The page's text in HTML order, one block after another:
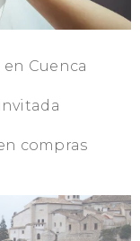
Cuenca
compras